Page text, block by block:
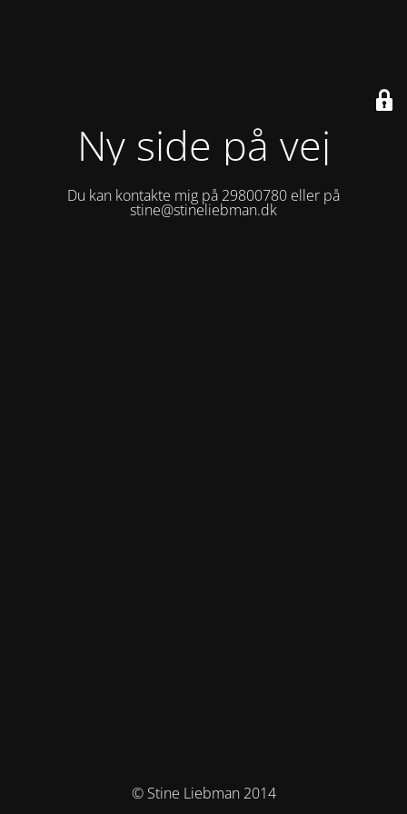
Ny side på vej
Du kan kontakte mig på 29800780 eller på
stine@stineliebman.dk
© Stine Liebman 2014